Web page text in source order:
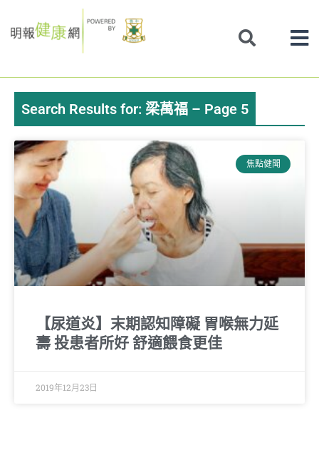
to
Search Results for: 梁萬福 – Page 5
焦點健聞
【尿道炎】末期認知障礙 胃喉無力延
壽 投患者所好 舒適餵食更佳
2019年12月23日
Page PagePagePage